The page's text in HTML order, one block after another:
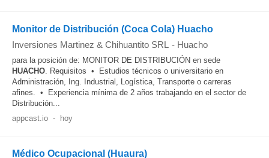
Monitor de Distribución (Coca Cola) Huacho
Inversiones Martinez & Chihuantito SRL - Huacho
para la posición de: MONITOR DE DISTRIBUCIÓN en sede
HUACHO. Requisitos • Estudios técnicos o universitario en
Administración, Ing. Industrial, Logística, Transporte o carreras
afines. • Experiencia mínima de 2 años trabajando en el sector de
Distribución...
appcast.io - hoy
Médico Ocupacional (Huaura)